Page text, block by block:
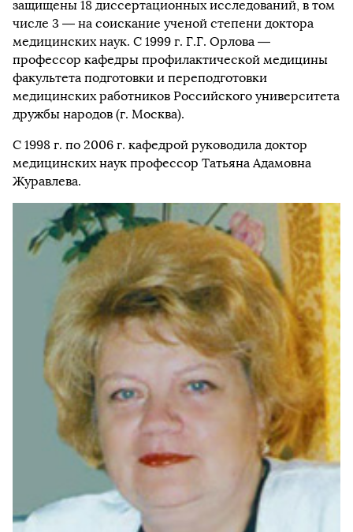
защищены 18 диссертационных исследований, в том
числе 3 — на соискание ученой степени доктора
медицинских наук. С 1999 г. Г.Г. Орлова —
профессор кафедры профилактической медицины
факультета подготовки и переподготовки
медицинских работников Российского университета
дружбы народов (г. Москва).
С 1998 г. по 2006 г. кафедрой руководила доктор
медицинских наук профессор Татьяна Адамовна
Журавлева.